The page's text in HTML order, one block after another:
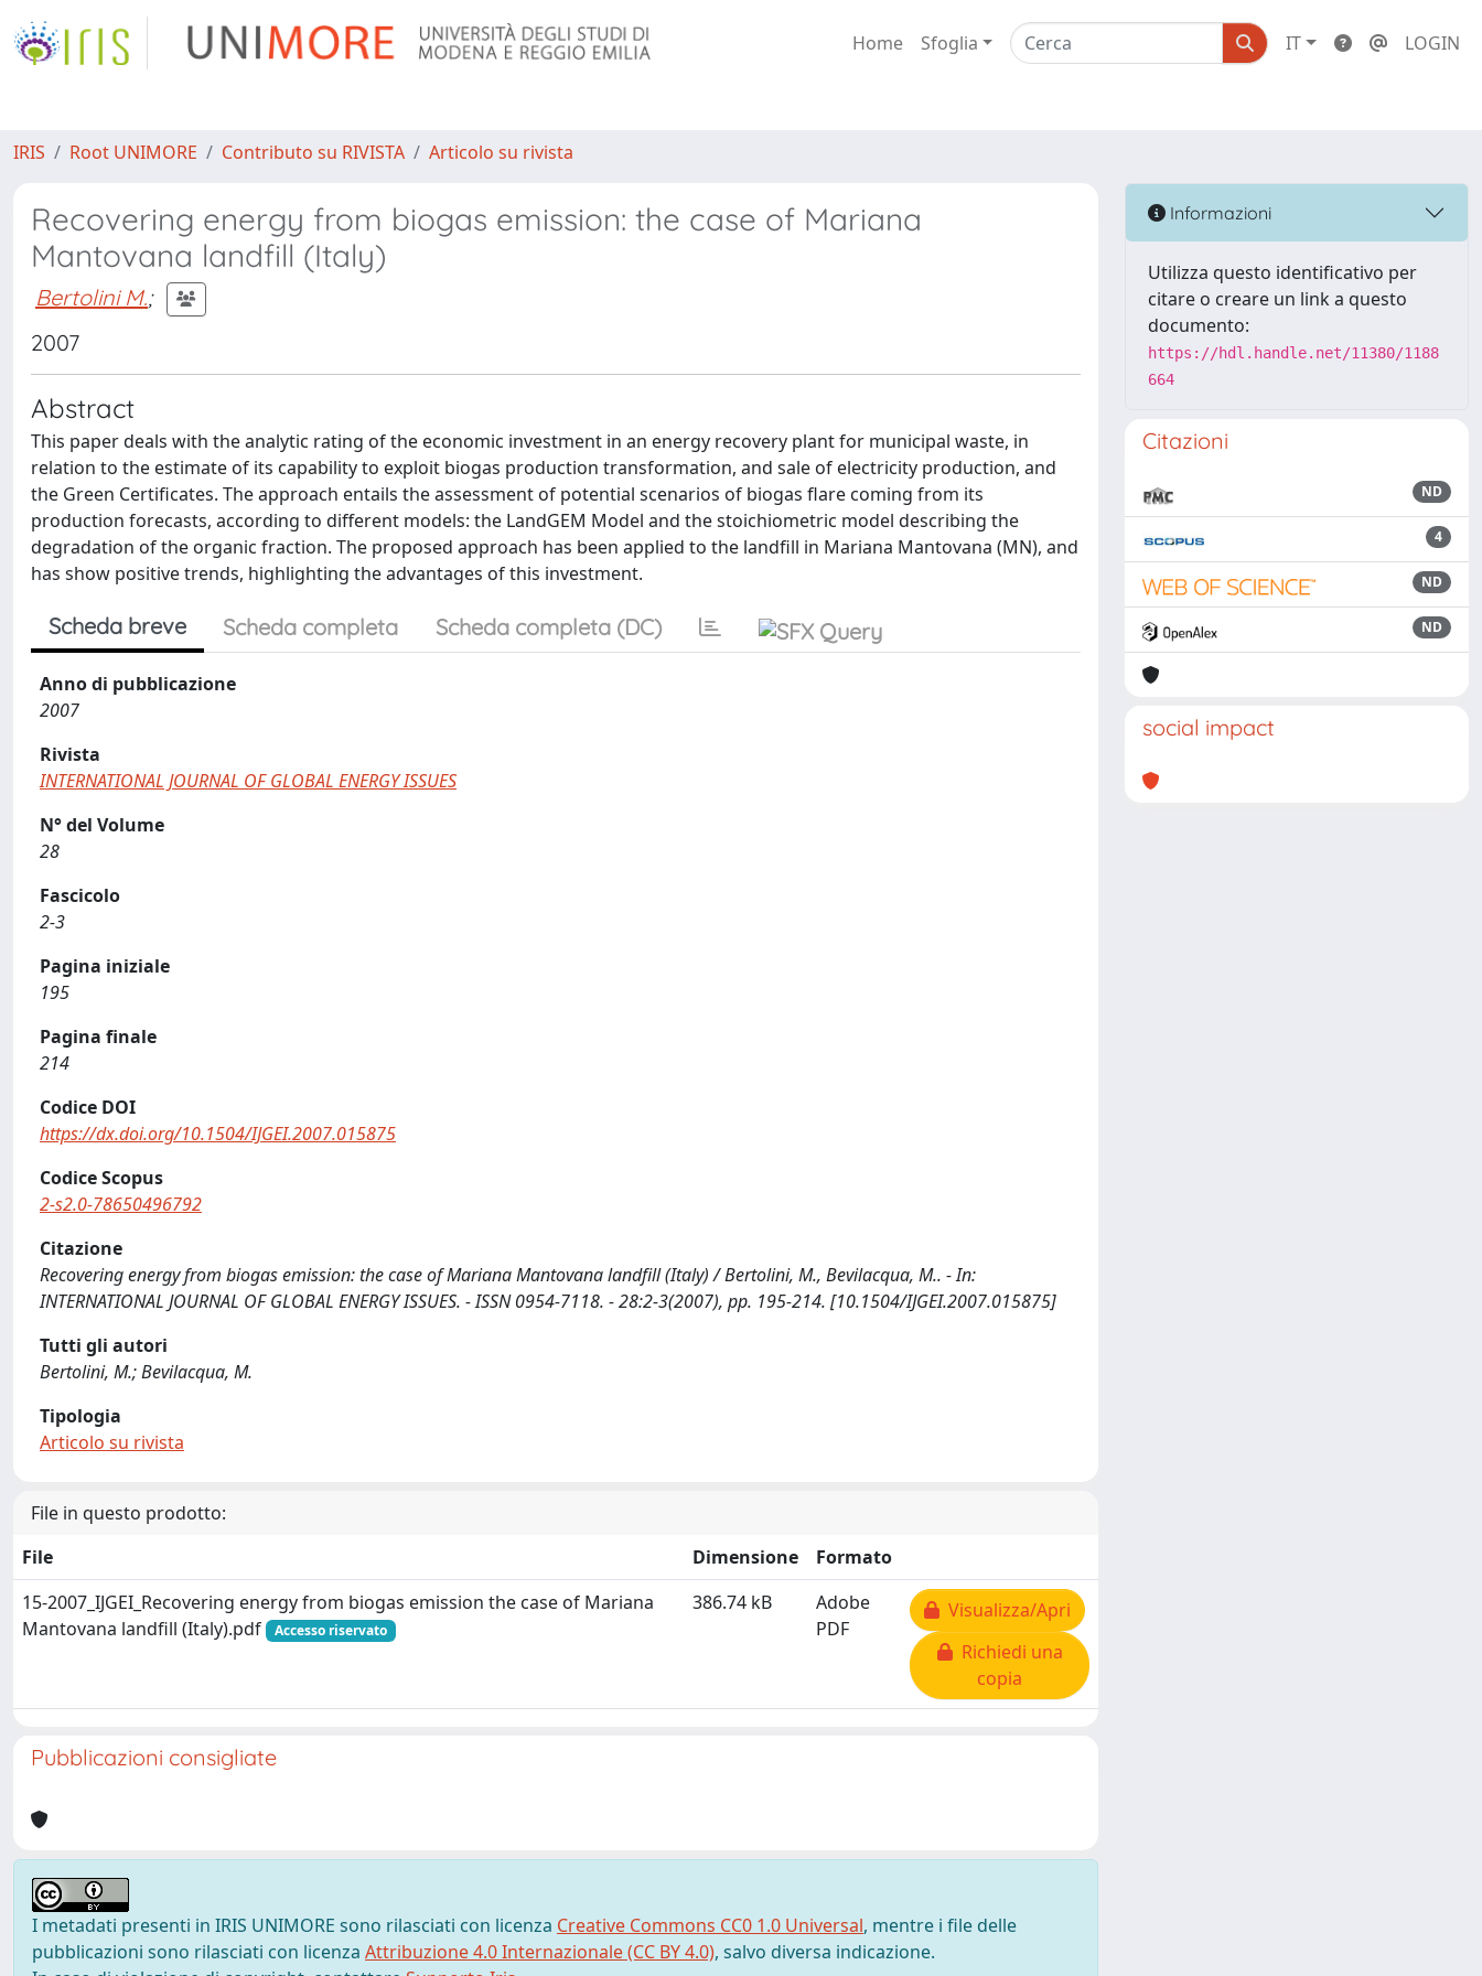
Home Sfoglia IT LOGIN
IRIS Root UNIMORE Contributo su RIVISTA Articolo su rivista
Recovering energy from biogas emission: the case of Mariana
Mantovana landfill (Italy)
Bertolini M.;
2007
Abstract
This paper deals with the analytic rating of the economic investment in an energy recovery plant for municipal waste, in
relation to the estimate of its capability to exploit biogas production transformation, and sale of electricity production, and
the Green Certificates. The approach entails the assessment of potential scenarios of biogas flare coming from its
production forecasts, according to different models: the LandGEM Model and the stoichiometric model describing the
degradation of the organic fraction. The proposed approach has been applied to the landfill in Mariana Mantovana (MN), and
has show positive trends, highlighting the advantages of this investment.
Scheda breve Scheda completa Scheda completa (DC)
Anno di pubblicazione
2007
Rivista
INTERNATIONAL JOURNAL OF GLOBAL ENERGY ISSUES
N° del Volume
28
Fascicolo
2-3
Pagina iniziale
195
Pagina finale
214
Codice DOI
https://dx.doi.org/10.1504/IJGEI.2007.015875
Codice Scopus
2-s2.0-78650496792
Citazione
Recovering energy from biogas emission: the case of Mariana Mantovana landfill (Italy) / Bertolini, M., Bevilacqua, M.. - In:
INTERNATIONAL JOURNAL OF GLOBAL ENERGY ISSUES. - ISSN 0954-7118. - 28:2-3(2007), pp. 195-214. [10.1504/IJGEI.2007.015875]
Tutti gli autori
Bertolini, M.; Bevilacqua, M.
Tipologia
Articolo su rivista
File in questo prodotto:
File
Dimensione
Formato
15-2007_IJGEI_Recovering energy from biogas emission the case of Mariana
Mantovana landfill (Italy).pdf
Accesso riservato
386.74 kB
Adobe
PDF
Visualizza/Apri
Richiedi una
copia
Pubblicazioni consigliate
I metadati presenti in IRIS UNIMORE sono rilasciati con licenza Creative Commons CC0 1.0 Universal, mentre i file delle
pubblicazioni sono rilasciati con licenza Attribuzione 4.0 Internazionale (CC BY 4.0), salvo diversa indicazione.
Informazioni
Utilizza questo identificativo per
citare o creare un link a questo
documento:
https://hdl.handle.net/11380/1188
664
Citazioni
ND
4
ND
ND
social impact